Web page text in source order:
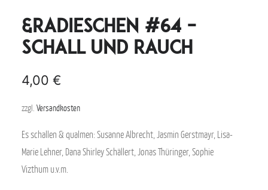
&radieschen #64 –
Schall und Rauch
4,00 €
zzgl. Versandkosten
Es schallen & qualmen: Susanne Albrecht, Jasmin Gerstmayr, Lisa-
Marie Lehner, Dana Shirley Schällert, Jonas Thüringer, Sophie
Vizthum u.v.m.